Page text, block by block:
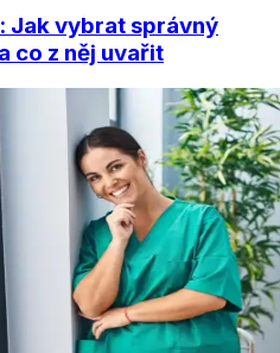
Jak vybrat správný
co z něj uvařit